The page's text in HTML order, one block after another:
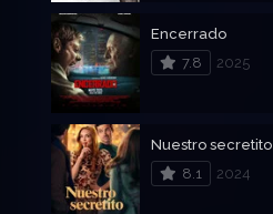
Encerrado
7.8
2025
Nuestro secretito
8.1
2024